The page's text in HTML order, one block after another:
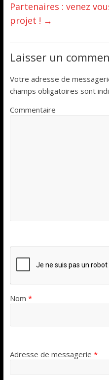
Partenaires : venez
projet ! →
Laisser un
Votre adresse de
champs obligatoires sont
Commentaire
Nom *
Adresse de messagerie *